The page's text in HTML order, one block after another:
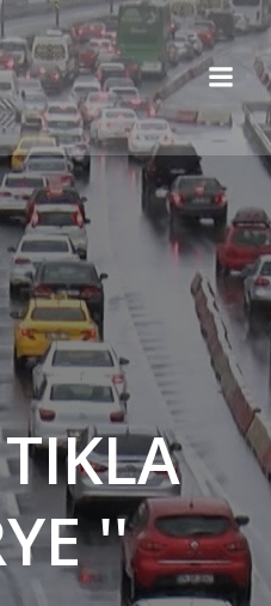
İçeriğe
geç
''